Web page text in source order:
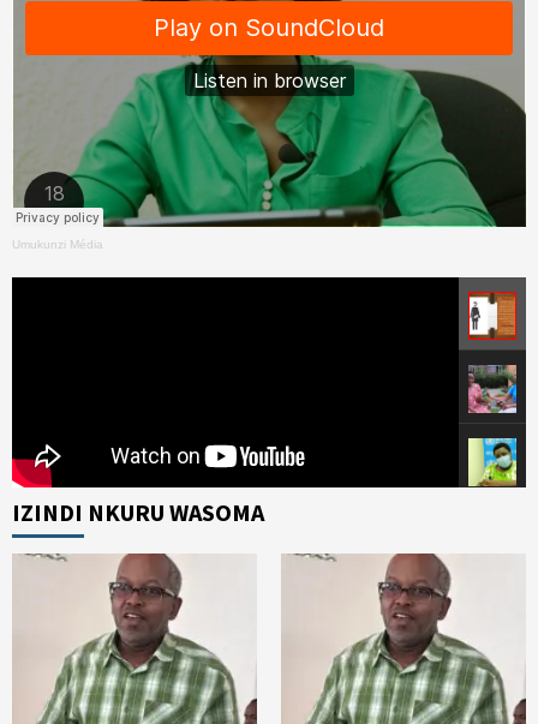
Umukunzi Média
IZINDI NKURU WASOMA